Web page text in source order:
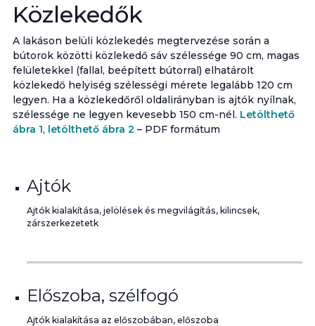
Közlekedők
A lakáson belüli közlekedés megtervezése során a
bútorok közötti közlekedő sáv szélessége 90 cm, magas
felületekkel (fallal, beépített bútorral) elhatárolt
közlekedő helyiség szélességi mérete legalább 120 cm
legyen. Ha a közlekedőről oldalirányban is ajtók nyílnak,
szélessége ne legyen kevesebb 150 cm-nél. Letölthető
ábra 1, letölthető ábra 2 – PDF formátum
Ajtók
Ajtók kialakítása, jelölések és megvilágítás, kilincsek,
zárszerkezetetk
Előszoba, szélfogó
Ajtók kialakítása az előszobában, előszoba